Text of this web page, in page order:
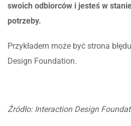
swoich odbiorców i jesteś w
potrzeby.
Przykładem może być strona
Design Foundation.
Źródło: Interaction Design